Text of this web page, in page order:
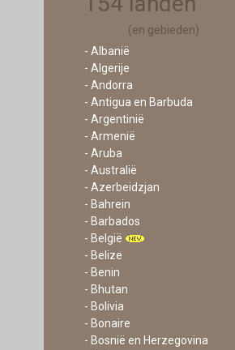
(en gebieden)
- Albanië
- Algerije
- Andorra
- Antigua en Barbuda
- Argentinië
- Armenië
- Aruba
- Australië
- Azerbeidzjan
- Bahrein
- Barbados
- België
- Belize
- Benin
- Bhutan
- Bolivia
- Bonaire
- Bosnië en Herzegovina